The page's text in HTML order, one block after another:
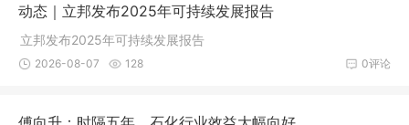
动态｜立邦发布2025年可持续发展报告​
立邦发布2025年可持续发展报告​
0评论
2026-08-07 128